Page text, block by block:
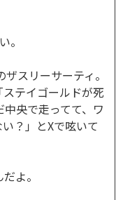
。
スリーサーティ。
テイゴールドが死
央で走ってて、ワ
？」とXで呟いて
よ。